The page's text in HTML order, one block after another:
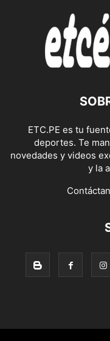
ETC.PE es tu
deportes. Te
novedades y videos
y la